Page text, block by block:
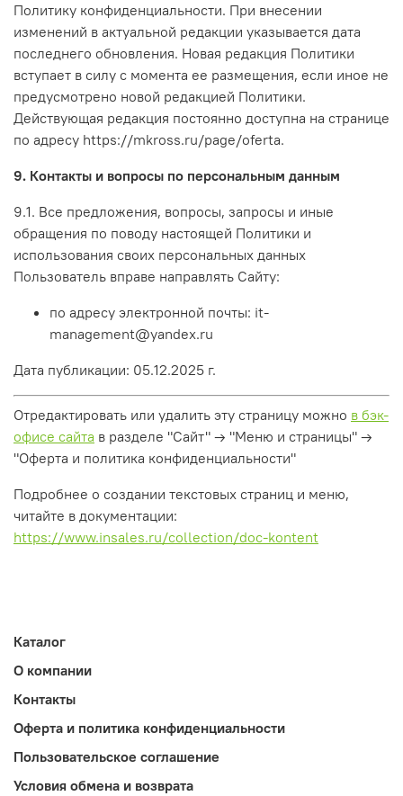
Политику конфиденциальности. При внесении
изменений в актуальной редакции указывается дата
последнего обновления. Новая редакция Политики
вступает в силу с момента ее размещения, если иное не
предусмотрено новой редакцией Политики.
Действующая редакция постоянно доступна на странице
по адресу https://mkross.ru/page/oferta.
9. Контакты и вопросы по персональным данным
9.1. Все предложения, вопросы, запросы и иные
обращения по поводу настоящей Политики и
использования своих персональных данных
Пользователь вправе направлять Сайту:
по адресу электронной почты: it-
management@yandex.ru
Дата публикации: 05.12.2025 г.
Отредактировать или удалить эту страницу можно в бэк-
офисе сайта в разделе "Сайт" → "Меню и страницы" →
"Оферта и политика конфиденциальности"
Подробнее о создании текстовых страниц и меню,
читайте в документации:
https://www.insales.ru/collection/doc-kontent
Каталог
О компании
Контакты
Оферта и политика конфиденциальности
Пользовательское соглашение
Условия обмена и возврата